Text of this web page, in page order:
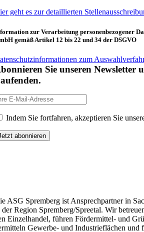
geht es zur detaillierten
zur Verarbeitung personenbezogener
gemäß Artikel 12 bis 22 und 34 der DSGVO
zum
Sie unseren Newsletter
Indem Sie fortfahren, akzeptieren Sie
ASG Spremberg ist Ansprechpartner in
der Region Spremberg/Spreetal. Wir
Einzelhandel, führen Fördermittel- und
Gewerbe- und Industrieflächen und